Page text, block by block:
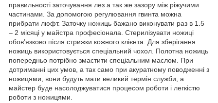
правильності заточування лез а так же зазору між ріжучими
частинами. За допомогою регулювання гвинта можна
прибрати люфт. Заточку ножиць бажано виконувати раз в 1.5
– 2 місяці у майстра професіонала. Стерилізувати ножиці
обов’язково після стрижки кожного клієнта. Для зберігання
ножиць використовується спеціальний чохол. Полотна ножиць
попередньо потрібно змастити спеціальним маслом. При
дотриманні цих умов, а так само при акуратному поводженні з
ножицями, вони будуть мати великий термін служби, а
майстер буде насолоджуватися процесом роботи і легкістю
роботи з ножицями.